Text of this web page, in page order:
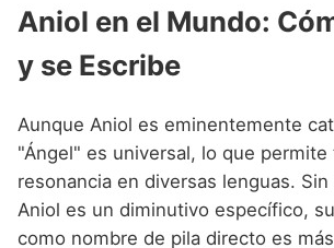
Aniol en el Mundo:
y se Escribe
Aunque Aniol es eminentemente
"Ángel" es universal, lo que permite
resonancia en diversas lenguas.
Aniol es un diminutivo específico,
como nombre de pila directo es